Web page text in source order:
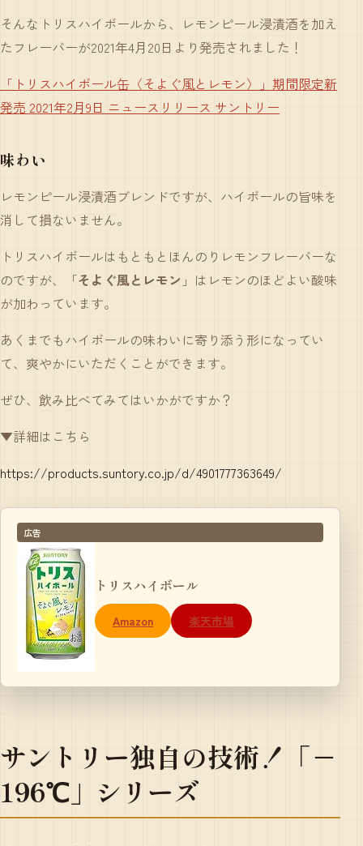
そんなトリスハイボールから、レモンピール浸漬酒を加え
たフレーバーが2021年4月20日より発売されました！
「トリスハイボール缶〈そよぐ風とレモン〉」期間限定新
発売 2021年2月9日 ニュースリリース サントリー
味わい
レモンピール浸漬酒ブレンドですが、ハイボールの旨味を
消して損ないません。
トリスハイボールはもともとほんのりレモンフレーバーな
のですが、「そよぐ風とレモン 」はレモンのほどよい酸味
が加わっています。
あくまでもハイボールの味わいに寄り添う形になってい
て、爽やかにいただくことができます。
ぜひ、飲み比べてみてはいかがですか？
▼詳細はこちら
https://products.suntory.co.jp/d/4901777363649/
広告
トリスハイボール
Amazon 楽天市場
サントリー独自の技術！「－
196℃」シリーズ